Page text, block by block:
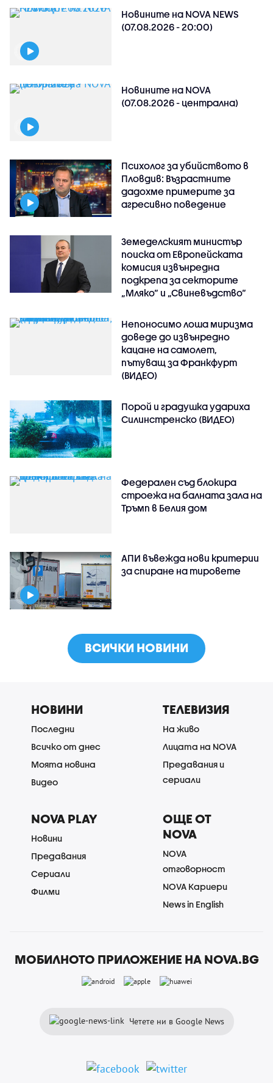
Новините на NOVA NEWS
(07.08.2026 - 20:00)
Новините на NOVA
(07.08.2026 - централна)
Психолог за убийството в
Пловдив: Възрастните
дадохме примерите за
агресивно поведение
Земеделският министър
поиска от Европейската
комисия извънредна
подкрепа за секторите
„Мляко“ и „Свиневъдство“
Непоносимо лоша миризма
доведе до извънредно
кацане на самолет,
пътуващ за Франкфурт
(ВИДЕО)
Порой и градушка удариха
Силинстренско (ВИДЕО)
Федерален съд блокира
строежа на балната зала на
Тръмп в Белия дом
АПИ въвежда нови критерии
за спиране на тировете
ВСИЧКИ НОВИНИ
НОВИНИ
Последни
Всичко от днес
Моята новина
Видео
ТЕЛЕВИЗИЯ
На живо
Лицата на NOVA
Предавания и
сериали
NOVA PLAY
Новини
Предавания
Сериали
Филми
ОЩЕ ОТ
NOVA
NOVA
отговорност
NOVA Кариери
News in English
МОБИЛНОТО ПРИЛОЖЕНИЕ НА NOVA.BG
Четете ни в Google News